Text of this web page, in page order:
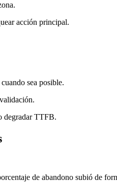
acción principal.
sea posible.
degradar TTFB.
de abandono subió de